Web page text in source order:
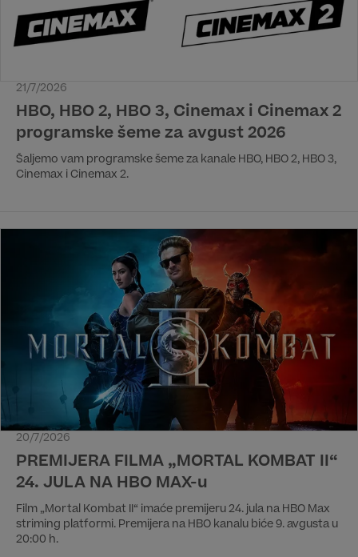
21/7/2026
HBO, HBO 2, HBO 3, Cinemax i Cinemax 2
programske šeme za avgust 2026
Šaljemo vam programske šeme za kanale HBO, HBO 2, HBO 3,
Cinemax i Cinemax 2.
20/7/2026
PREMIJERA FILMA „MORTAL KOMBAT II“
24. JULA NA HBO MAX-u
Film „Mortal Kombat II“ imaće premijeru 24. jula na HBO Max
striming platformi. Premijera na HBO kanalu biće 9. avgusta u
20:00 h.